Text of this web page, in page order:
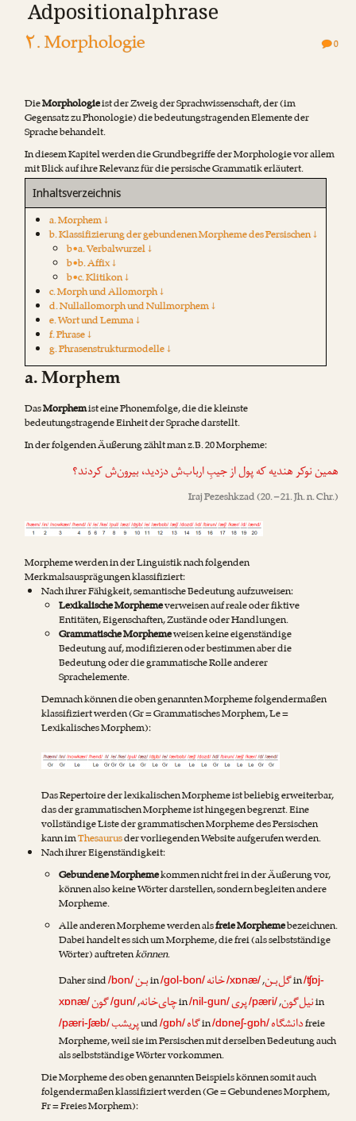
Adpositionalphrase
۲. Morphologie 0
DieMorphologieist der Zweig der Sprachwissenschaft, der (im
Gegensatz zu Phonologie) die bedeutungstragenden Elemente der
Sprache behandelt.
In diesem Kapitel werden die Grundbegriffe der Morphologie vor allem
mit Blick auf ihre Relevanz für die persische Grammatik erläutert.
Inhaltsverzeichnis
a. Morphem ↓
b. Klassifizierung der gebundenen Morpheme des Persischen ↓
b•a. Verbalwurzel ↓
b•b. Affix ↓
b•c. Klitikon ↓
c. Morph und Allomorph ↓
d. Nullallomorph und Nullmorphem ↓
e. Wort und Lemma ↓
f. Phrase ↓
g. Phrasenstrukturmodelle ↓
a. Morphem
DasMorphemist eine Phonemfolge, die die kleinste
bedeutungstragende Einheit der Sprache darstellt.
In der folgenden Äußerung zählt man z.B. 20 Morpheme:
همین نوکر هندیه که پول از جیبِ ارباب‌ش دزدید، بیرون‌ش کردند؟
Iraj Pezeshkzad(20. – 21. Jh. n. Chr.)
Morpheme werden in der Linguistik nach folgenden
Merkmalsausprägungen klassifiziert:
Nach ihrer Fähigkeit, semantische Bedeutung aufzuweisen:
Lexikalische Morphemeverweisen auf reale oder fiktive
Entitäten, Eigenschaften, Zustände oder Handlungen.
Grammatische Morphemeweisen keine eigenständige
Bedeutung auf, modifizieren oder bestimmen aber die
Bedeutung oder die grammatische Rolle anderer
Sprachelemente.
Demnach können die oben genannten Morpheme folgendermaßen
klassifiziert werden (Gr = Grammatisches Morphem, Le =
Lexikalisches Morphem):
Das Repertoire der lexikalischen Morpheme ist beliebig erweiterbar,
das der grammatischen Morpheme ist hingegen begrenzt. Eine
vollständige Liste der grammatischen Morpheme des Persischen
kann imThesaurusder vorliegenden Website aufgerufen werden.
Nach ihrer Eigenständigkeit:
Gebundene Morphemekommen nicht frei in der Äußerung vor,
können also keine Wörter darstellen, sondern begleiten andere
Morpheme.
Alle anderen Morpheme werden alsfreie Morphemebezeichnen.
Dabei handelt es sich um Morpheme, die frei (als selbstständige
Wörter) auftretenkönnen.
Daher sind/bon/بـنin/gol-bon/ گل‌بـن,
/xɒnæ/خانه in/ʧɒj-
xɒnæ/
چای‌خانه,
/gun/گون in/nil-gun/ نیل‌گون,
/pæri/پری in
/pæri-ʃæb/پریشبund/gɒh/گاهin/dɒneʃ-gɒh/دانشگاهfreie
Morpheme, weil sie im Persischen mit derselben Bedeutung auch
als selbstständige Wörter vorkommen.
Die Morpheme des oben genannten Beispiels können somit auch
folgendermaßen klassifiziert werden (Ge = Gebundenes Morphem,
Fr = Freies Morphem):